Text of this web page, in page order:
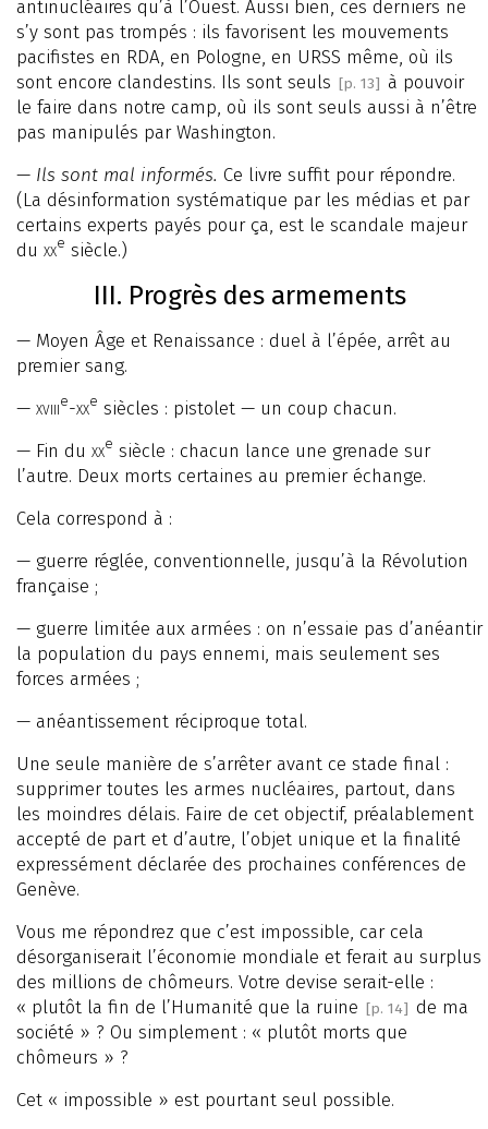
antinucléaires qu’à l’Ouest. Aussi bien, ces derniers ne
s’y sont pas trompés : ils favorisent les mouvements
pacifistes en RDA, en Pologne, en URSS même, où ils
sont encore clandestins. Ils sont seuls [p. 13] à pouvoir
le faire dans notre camp, où ils sont seuls aussi à n’être
pas manipulés par Washington.
— Ils sont mal informés. Ce livre suffit pour répondre.
(La désinformation systématique par les médias et par
certains experts payés pour ça, est le scandale majeur
du xxe siècle.)
III. Progrès des armements
— Moyen Âge et Renaissance : duel à l’épée, arrêt au
premier sang.
— xviiie-xxe siècles : pistolet — un coup chacun.
— Fin du xxe siècle : chacun lance une grenade sur
l’autre. Deux morts certaines au premier échange.
Cela correspond à :
— guerre réglée, conventionnelle, jusqu’à la Révolution
française ;
— guerre limitée aux armées : on n’essaie pas d’anéantir
la population du pays ennemi, mais seulement ses
forces armées ;
— anéantissement réciproque total.
Une seule manière de s’arrêter avant ce stade final :
supprimer toutes les armes nucléaires, partout, dans
les moindres délais. Faire de cet objectif, préalablement
accepté de part et d’autre, l’objet unique et la finalité
expressément déclarée des prochaines conférences de
Genève.
Vous me répondrez que c’est impossible, car cela
désorganiserait l’économie mondiale et ferait au surplus
des millions de chômeurs. Votre devise serait-elle :
« plutôt la fin de l’Humanité que la ruine [p. 14] de ma
société » ? Ou simplement : « plutôt morts que
chômeurs » ?
Cet « impossible » est pourtant seul possible.